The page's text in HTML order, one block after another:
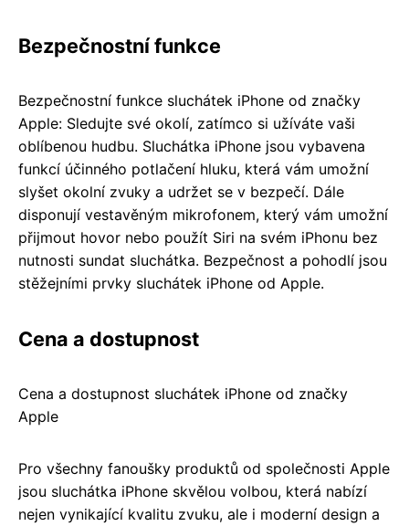
Bezpečnostní funkce
Bezpečnostní funkce sluchátek iPhone od značky
Apple: Sledujte své okolí, zatímco si užíváte vaši
oblíbenou hudbu. Sluchátka iPhone jsou vybavena
funkcí účinného potlačení hluku, která vám umožní
slyšet okolní zvuky a udržet se v bezpečí. Dále
disponují vestavěným mikrofonem, který vám umožní
přijmout hovor nebo použít Siri na svém iPhonu bez
nutnosti sundat sluchátka. Bezpečnost a pohodlí jsou
stěžejními prvky sluchátek iPhone od Apple.
Cena a dostupnost
Cena a dostupnost sluchátek iPhone od značky
Apple
Pro všechny fanoušky produktů od společnosti Apple
jsou sluchátka iPhone skvělou volbou, která nabízí
nejen vynikající kvalitu zvuku, ale i moderní design a